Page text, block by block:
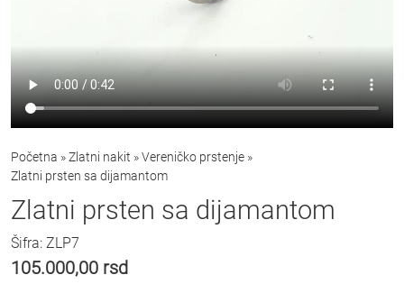
Početna »Zlatni nakit »Vereničko prstenje »
Zlatni prsten sa dijamantom
Zlatni prsten sa dijamantom
Šifra: ZLP7
105.000,00 rsd